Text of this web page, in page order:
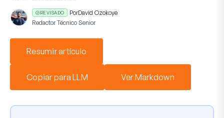
REVISADO PorDavid Ozokoye
Redactor Técnico Senior
Resumir artículo
Copiar para LLM Ver Markdown